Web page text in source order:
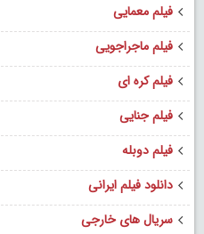
فیلم معمایی
فیلم ماجراجویی
فیلم کره ای
فیلم جنایی
فیلم دوبله
دانلود فیلم ایرانی
سریال های خارجی